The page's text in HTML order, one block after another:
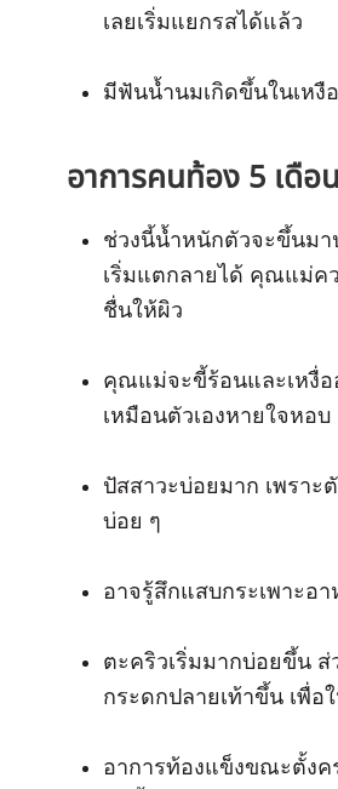
เลยเริ่มแยกรสได้แล้ว
มีฟันน้ำนมเกิดขึ้นในเหงื
อาการคนท้อง 5 เดือ
ช่วงนี้น้ำหนักตัวจะขึ้นมา
เริ่มแตกลายได้ คุณแม่ค
ชื่นให้ผิว
คุณแม่จะขี้ร้อนและเหงื่อ
เหมือนตัวเองหายใจหอบ
ปัสสาวะบ่อยมาก เพราะ
บ่อย ๆ
อาจรู้สึกแสบกระเพาะอ
ตะคริวเริ่มมากบ่อยขึ้น
กระดกปลายเท้าขึ้น เพื่อ
อาการท้องแข็งขณะตั้งค